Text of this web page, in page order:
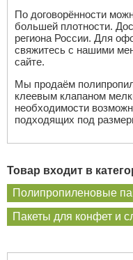
По договорённости
большей плотности.
региона России. Для
свяжитесь с нашими
сайте.
Мы продаём
клеевым клапаном
необходимости
подходящих под
Товар входит в
Полипропиленовые
Пакеты для конфет и